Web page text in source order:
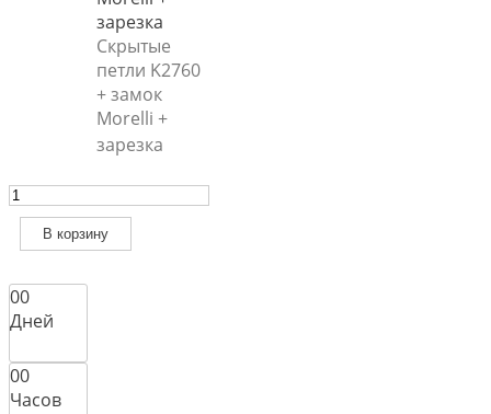
Скрытые
петли K2760
+ замок
Morelli +
зарезка
Количество
товара
Межкомнатная
дверь
Art
4
в
В корзину
00
Дней
00
Часов